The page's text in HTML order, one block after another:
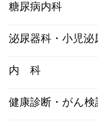
糖尿病内科
泌尿器科・小児泌
内 科
健康診断・がん検